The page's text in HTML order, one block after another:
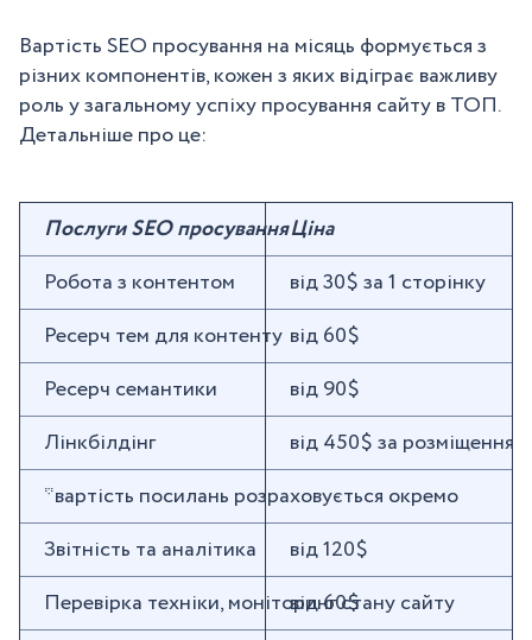
Вартість SEO просування на місяць формується з
різних компонентів, кожен з яких відіграє важливу
роль у загальному успіху просування сайту в ТОП.
Детальніше про це:
Послуги SEO просуванняЦіна
Робота з контентом
від 30$ за 1 сторінку
Ресерч тем для контенту від 60$
Ресерч семантики
від 90$
Лінкбілдінг
від 450$ за розміщення
*вартість посилань розраховується окремо
Звітність та аналітика
від 120$
Перевірка техніки, моніторинг стану сайту
від 60$